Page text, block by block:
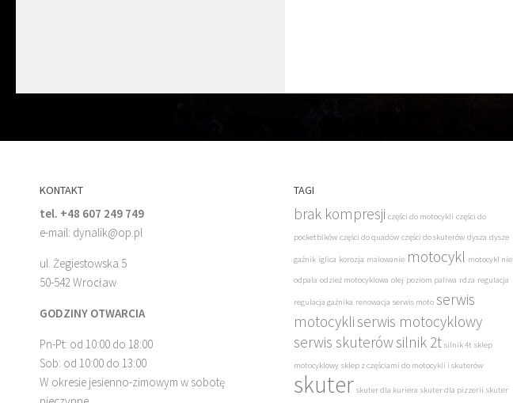
KONTAKT
tel. +48 607 249 749
e-mail: dynalik@op.pl
ul. Żegiestowska 5
50-542 Wrocław
GODZINY OTWARCIA
Pn-Pt: od 10:00 do 18:00
Sob: od 10:00 do 13:00
W okresie jesienno-zimowym w sobotę
TAGI
brak kompresji części do motocykli części do
pocketbików części do quadów części do skuterów dysza dysze
gaźnik iglica korozja malowanie motocykl motocykl nie
odpala odzież motocyklowa olej poziom paliwa rdza regulacja
regulacja gaźnika renowacja serwis moto serwis
motocykliserwis motocyklowy
serwis skuterówsilnik 2t silnik 4t sklep
motocyklowy sklep z częściami do motocykli i skuterów
skuter skuter dla kuriera skuter dla pizzerii skuter